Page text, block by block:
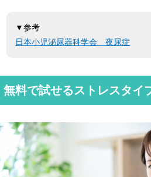
▼参考
日本小児泌尿器科学会 夜尿症
無料で試せるストレスタイ